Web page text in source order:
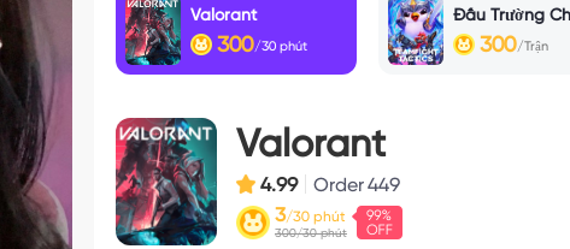
Valorant
300/30 phút 300/Trận
Valorant
4.99 Order449
3/30 phút
300/30 phút